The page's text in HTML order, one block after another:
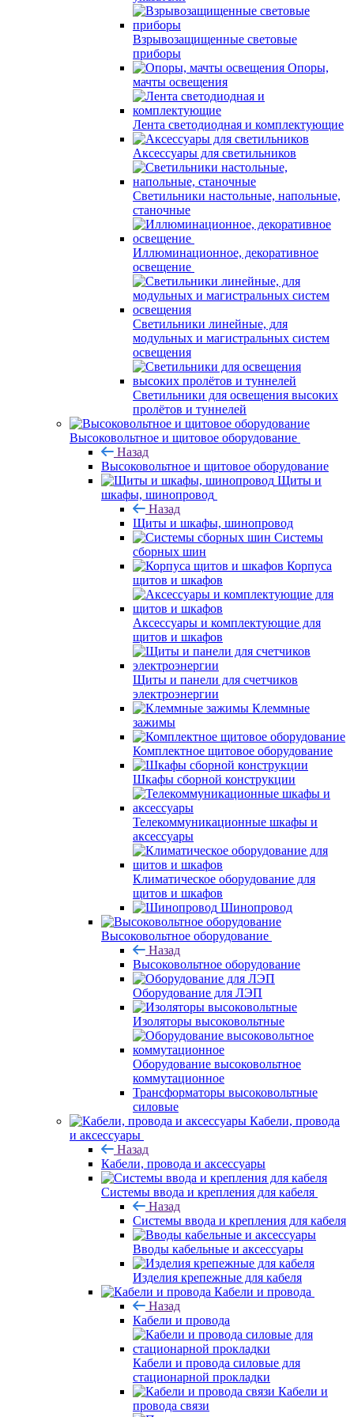
Взрывозащищенные световые
приборы
Опоры,
мачты освещения
Лента светодиодная и комплектующие
Аксессуары для светильников
Светильники настольные, напольные,
станочные
Иллюминационное, декоративное
освещение
Светильники линейные, для
модульных и магистральных систем
освещения
Светильники для освещения высоких
пролётов и туннелей
Высоковольтное и щитовое оборудование
Назад
Высоковольтное и щитовое оборудование
Щиты и
шкафы, шинопровод
Назад
Щиты и шкафы, шинопровод
Системы
сборных шин
Корпуса
щитов и шкафов
Аксессуары и комплектующие для
щитов и шкафов
Щиты и панели для счетчиков
электроэнергии
Клеммные
зажимы
Комплектное щитовое оборудование
Шкафы сборной конструкции
Телекоммуникационные шкафы и
аксессуары
Климатическое оборудование для
щитов и шкафов
Шинопровод
Высоковольтное оборудование
Назад
Высоковольтное оборудование
Оборудование для ЛЭП
Изоляторы высоковольтные
Оборудование высоковольтное
коммутационное
Трансформаторы высоковольтные
силовые
Кабели, провода
и аксессуары
Назад
Кабели, провода и аксессуары
Системы ввода и крепления для кабеля
Назад
Системы ввода и крепления для кабеля
Вводы кабельные и аксессуары
Изделия крепежные для кабеля
Кабели и провода
Назад
Кабели и провода
Кабели и провода силовые для
стационарной прокладки
Кабели и
провода связи